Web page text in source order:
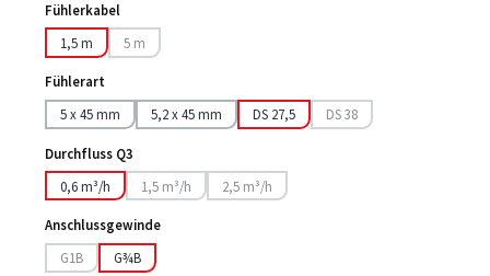
Fühlerkabel
1,5 m
5 m
(Diese Option ist zurzeit nicht verfügbar.)
Fühlerart
5 x 45 mm
5,2 x 45 mm DS 27,5 DS 38
(Diese Option ist zurzeit
Durchfluss Q3
0,6 m³/h
1,5 m³/h
(Diese Option ist zurzeit nicht verfügbar.)
2,5 m³/h
(Diese Option ist zurzeit nicht verfügbar.)
Anschlussgewinde
G1B
(Diese Option ist zurzeit nicht verfügbar.)
G¾B